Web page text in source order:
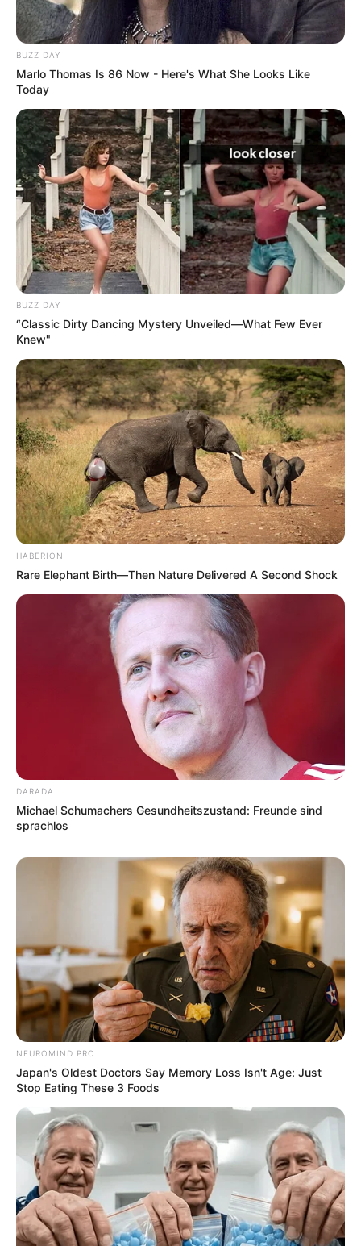
Wäre es nicht besser, wenn sich die Präsidenten und
Generäle mit Knüppeln gegenseitig erschlagen würden,
statt mit ihren Herdenarmeen so viele andere Menschen
zu ermorden?
weitere Kalauer
Quermania folgen: Impressum & Kontakt
Smartphone Startseite
Suchen:
Auf einigen Seiten dieses Projektes sind Affiliate-
Angebote integriert. Wenn etwas darüber gebucht oder
gekauft wird, ist das eine Unterstützung, ohne dass sich
dadurch der Preis ändert.
BUZZ DAY
Marlo Thomas Is 86 Now - Here's What She Looks Like
Today
BUZZ DAY
“Classic Dirty Dancing Mystery Unveiled—What Few Ever
Knew"
HABERION
Rare Elephant Birth—Then Nature Delivered A Second Shock
DARADA
Michael Schumachers Gesundheitszustand: Freunde sind
sprachlos
NEUROMIND PRO
Japan's Oldest Doctors Say Memory Loss Isn't Age: Just
Stop Eating These 3 Foods